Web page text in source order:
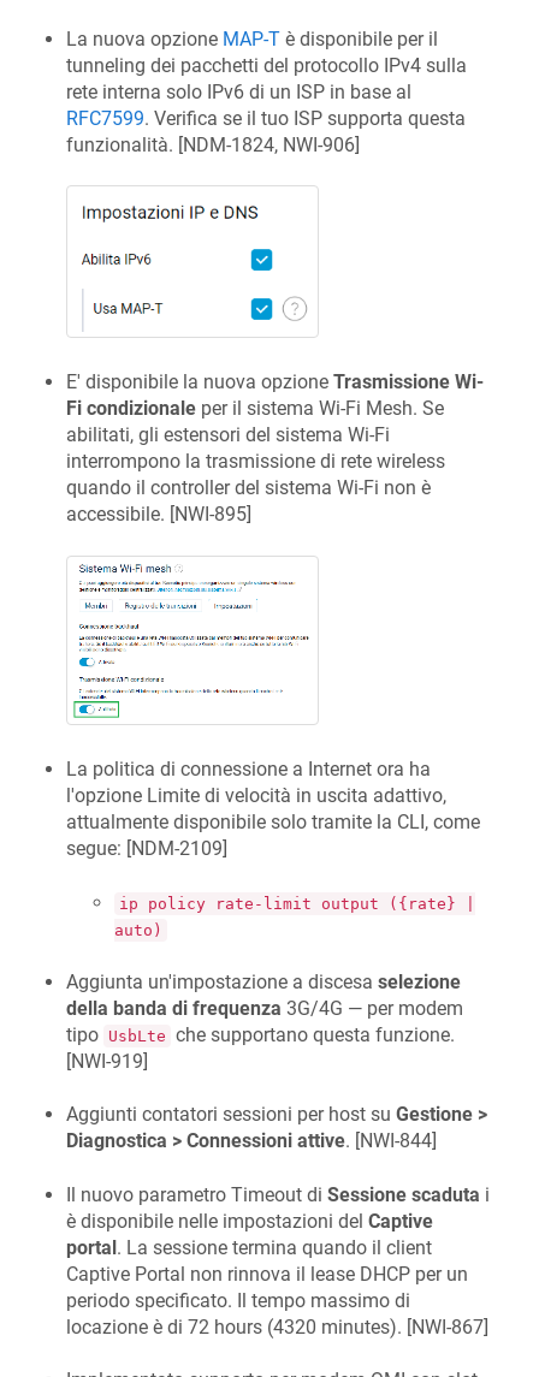
La nuova opzione MAP-T è disponibile per il
tunneling dei pacchetti del protocollo IPv4 sulla
rete interna solo IPv6 di un ISP in base al
RFC7599. Verifica se il tuo ISP supporta questa
funzionalità. [NDM-1824, NWI-906]
E' disponibile la nuova opzione Trasmissione Wi-
Fi condizionale per il sistema Wi-Fi Mesh. Se
abilitati, gli estensori del sistema Wi-Fi
interrompono la trasmissione di rete wireless
quando il controller del sistema Wi-Fi non è
accessibile. [NWI-895]
La politica di connessione a Internet ora ha
l'opzione Limite di velocità in uscita adattivo,
attualmente disponibile solo tramite la CLI, come
segue: [NDM-2109]
ip policy rate-limit output ({rate} |
auto)
Aggiunta un'impostazione a discesa selezione
della banda di frequenza 3G/4G — per modem
tipo UsbLte che supportano questa funzione.
[NWI-919]
Aggiunti contatori sessioni per host su Gestione >
Diagnostica > Connessioni attive. [NWI-844]
Il nuovo parametro Timeout di Sessione scaduta i
è disponibile nelle impostazioni del Captive
portal. La sessione termina quando il client
Captive Portal non rinnova il lease DHCP per un
periodo specificato. Il tempo massimo di
locazione è di 72 hours (4320 minutes). [NWI-867]